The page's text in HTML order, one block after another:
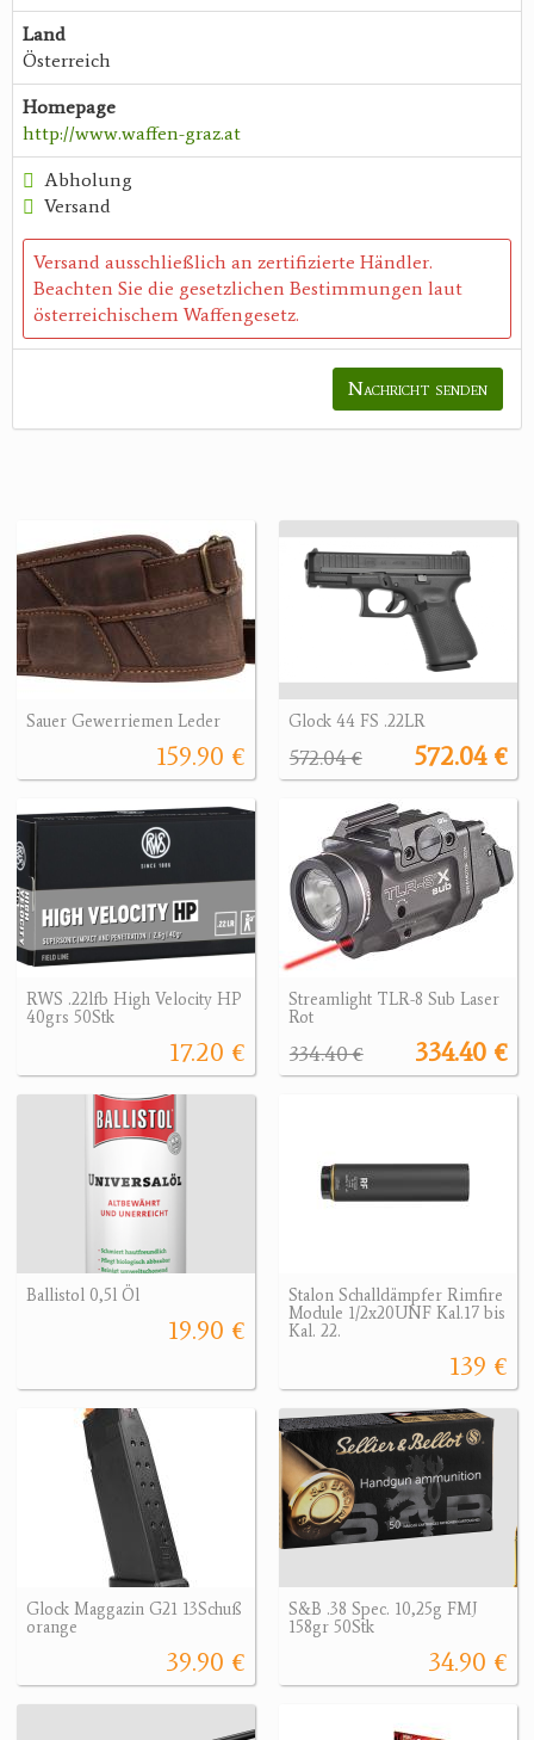
Land
Österreich
Homepage
http://www.waffen-graz.at
Abholung
Versand
Versand ausschließlich an zertifizierte Händler.
Beachten Sie die gesetzlichen Bestimmungen laut
österreichischem Waffengesetz.
Nachricht senden
Sauer Gewerriemen Leder
159.90 €
Glock 44 FS .22LR
572.04 €
572.04 €
RWS .22lfb High Velocity HP
40grs 50Stk
17.20 €
Streamlight TLR-8 Sub Laser
Rot
334.40 €
334.40 €
Ballistol 0,5l Öl
19.90 €
Stalon Schalldämpfer Rimfire
Module 1/2x20UNF Kal.17 bis
Kal. 22.
139 €
Glock Maggazin G21 13Schuß
orange
39.90 €
S&B .38 Spec. 10,25g FMJ
158gr 50Stk
34.90 €